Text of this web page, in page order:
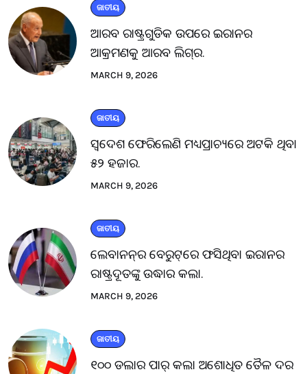
ଜାତୀୟ
ଆରବ ରାଷ୍ଟ୍ରଗୁଡିକ ଉପରେ ଇରାନର
ଆକ୍ରମଣକୁ ଆରବ ଲିଗ୍‌ର.
MARCH 9, 2026
ଜାତୀୟ
ସ୍ବଦେଶ ଫେରିଲେଣି ମଧ୍ୟପ୍ରାଚ୍ୟରେ ଅଟକି ଥିବା
୫୨ ହଜାର.
MARCH 9, 2026
ଜାତୀୟ
ଲେବାନନ୍‌ର ବେରୁଟ୍‌ରେ ଫସିଥିବା ଇରାନର
ରାଷ୍ଟ୍ରଦୂତଙ୍କୁ ଉଦ୍ଧାର କଲା.
MARCH 9, 2026
ଜାତୀୟ
୧୦୦ ଡଲାର ପାର୍ କଲା ଅଶୋଧିତ ତୈଳ ଦର